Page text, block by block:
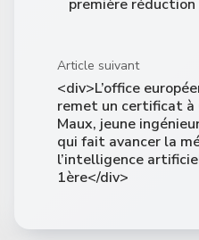
première
Article suivant
<div>L’office
remet un certificat
Maux, jeune
qui fait avancer la
l’intelligence
1ère</div>